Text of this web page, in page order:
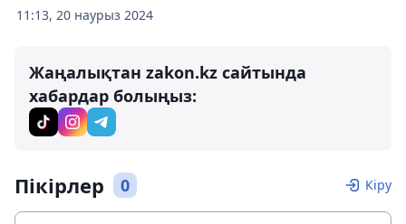
11:13, 20 наурыз 2024
Жаңалықтан zakon.kz сайтында
хабардар болыңыз:
Пікірлер 0 Кіру